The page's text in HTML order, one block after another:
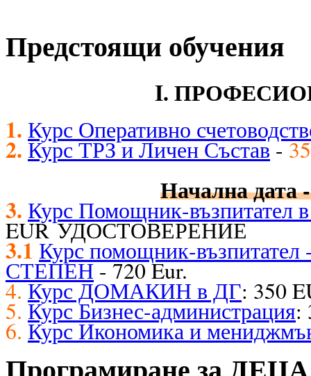
Предстоящи обучения
I.
1. Курс Оперативно
2. Курс ТРЗ и Личен Състав -
Начална дата
3. Курс Помощник-възпитател
EUR УДОСТОВЕРЕНИЕ
3.1 Курс помощник-
СТЕПЕН- 720 Eur.
4.Курс ДОМАКИН в ДГ: 350
5. Курс Бизнес-администрация:
6. Курс Икономика и